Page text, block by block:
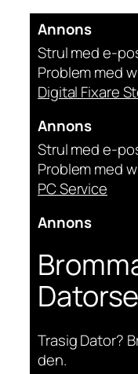
Annons
Strul med e-
Problem med
Digital Fixare
Annons
Strul med e-
Problem med
PC Service
Annons
Trasig Dator?
den.